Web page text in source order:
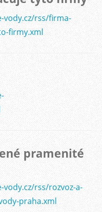
vody.cz/rss/firma-
firmy.xml
pramenité
rss/rozvoz-a-
praha.xml